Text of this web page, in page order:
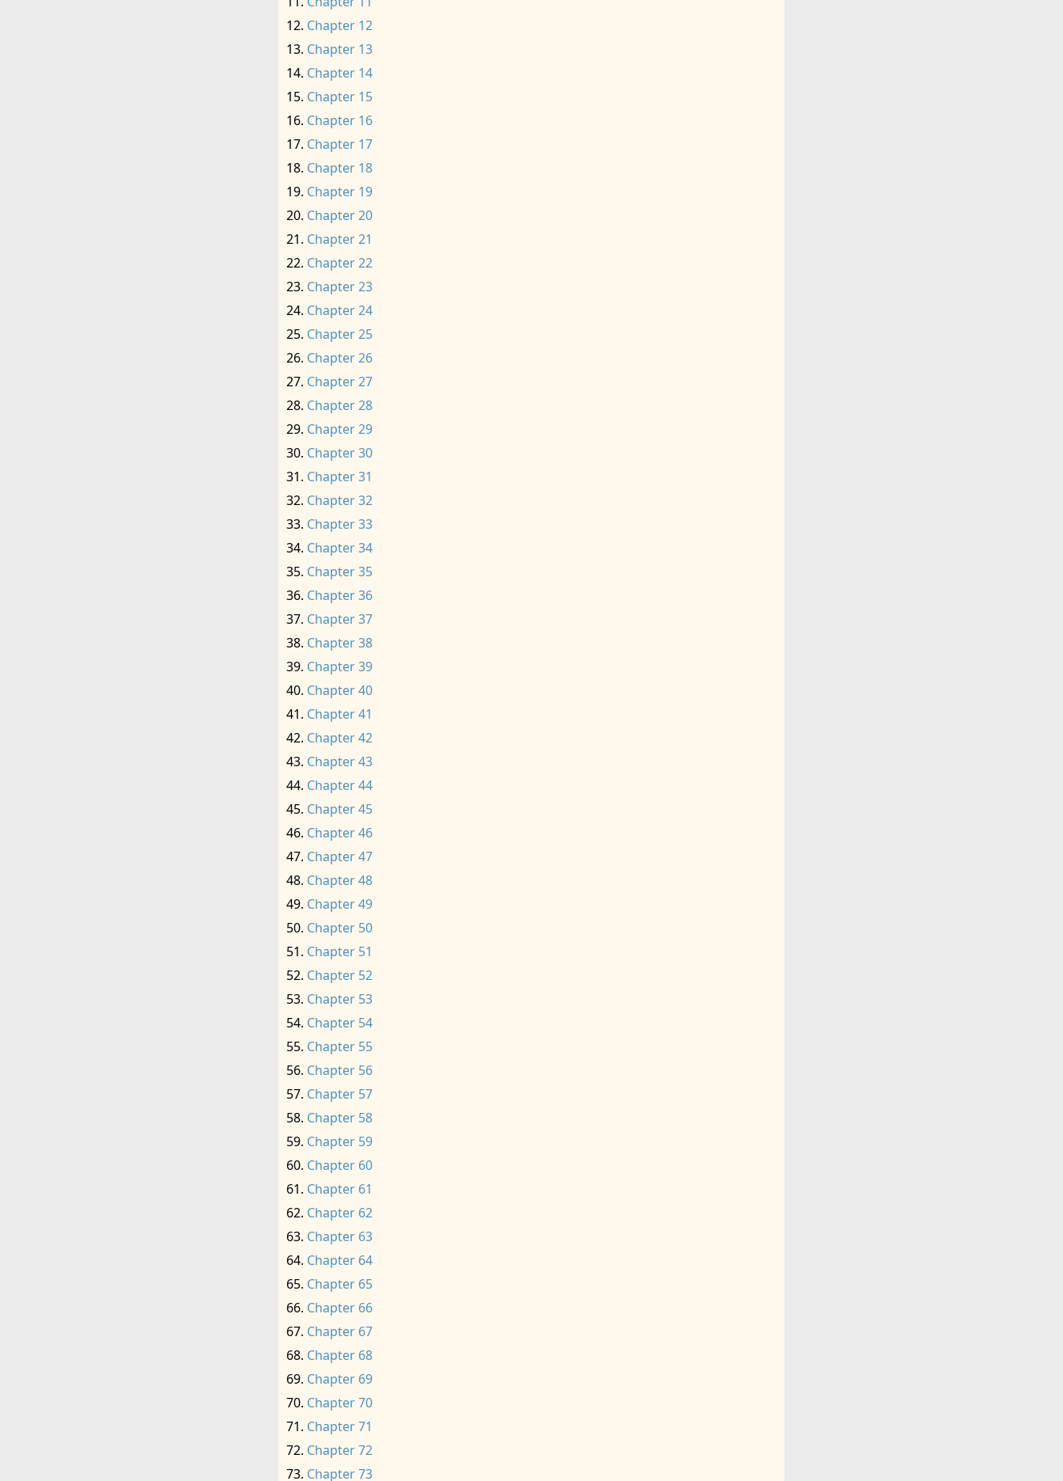
Chapter 12
Chapter 13
Chapter 14
Chapter 15
Chapter 16
Chapter 17
Chapter 18
Chapter 19
Chapter 20
Chapter 21
Chapter 22
Chapter 23
Chapter 24
Chapter 25
Chapter 26
Chapter 27
Chapter 28
Chapter 29
Chapter 30
Chapter 31
Chapter 32
Chapter 33
Chapter 34
Chapter 35
Chapter 36
Chapter 37
Chapter 38
Chapter 39
Chapter 40
Chapter 41
Chapter 42
Chapter 43
Chapter 44
Chapter 45
Chapter 46
Chapter 47
Chapter 48
Chapter 49
Chapter 50
Chapter 51
Chapter 52
Chapter 53
Chapter 54
Chapter 55
Chapter 56
Chapter 57
Chapter 58
Chapter 59
Chapter 60
Chapter 61
Chapter 62
Chapter 63
Chapter 64
Chapter 65
Chapter 66
Chapter 67
Chapter 68
Chapter 69
Chapter 70
Chapter 71
Chapter 72
Chapter 73